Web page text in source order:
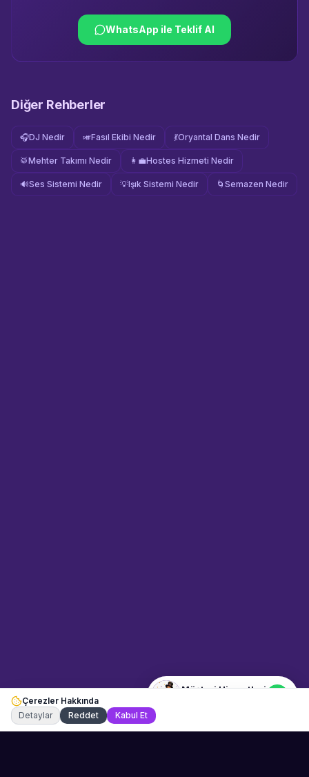
WhatsApp ile Teklif Al
Diğer Rehberler
🎧DJ Nedir 🎺Fasıl Ekibi Nedir 💃Oryantal Dans Nedir
🥁Mehter Takımı Nedir 👩‍💼Hostes Hizmeti Nedir
🔊Ses Sistemi Nedir 💡Işık Sistemi Nedir 🌀 Semazen Nedir
Müşteri Hizmetleri
Çerezler Hakkında
Detaylar
Reddet Kabul Et